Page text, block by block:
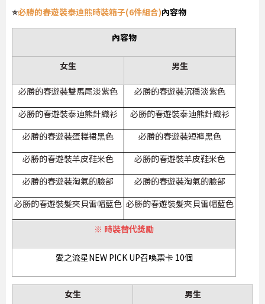
⭐必勝的春遊裝泰迪熊時裝箱子(6件組合)內容物
內容物
女生 男生
必勝的春遊裝雙馬尾淡紫色
必勝的春遊裝沉穩淡紫色
必勝的春遊裝泰迪熊針織衫
必勝的春遊裝泰迪熊針織衫
必勝的春遊裝蛋糕裙黑色
必勝的春遊裝短褲黑色
必勝的春遊裝羊皮鞋米色
必勝的春遊裝羊皮鞋米色
必勝的春遊裝淘氣的臉部
必勝的春遊裝淘氣的臉部
必勝的春遊裝髮夾貝雷帽藍色 必勝的春遊裝髮夾貝雷帽藍色
※ 時裝替代獎勵
愛之流星NEW PICK UP召喚票卡 10個
女生 男生